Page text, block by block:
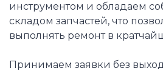
инструментом и обладаем
складом запчастей, что
выполнять ремонт в
Принимаем заявки без